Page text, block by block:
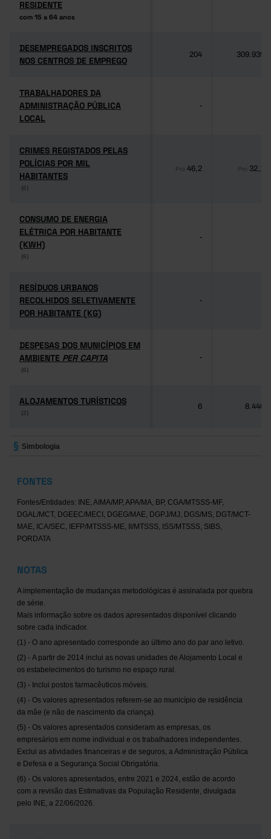
RESIDENTE
com 15 a 64 anos
RESIDENTE
com 15 a 64 anos
DESEMPREGADOS INSCRITOS
NOS CENTROS DE EMPREGO
DESEMPREGADOS INSCRITOS
NOS CENTROS DE EMPREGO
204 309.939
TRABALHADORES DA
ADMINISTRAÇÃO PÚBLICA
LOCAL
TRABALHADORES DA
ADMINISTRAÇÃO PÚBLICA
LOCAL
-
CRIMES REGISTADOS PELAS
POLÍCIAS POR MIL
HABITANTES
(6)
CRIMES REGISTADOS PELAS
POLÍCIAS POR MIL
HABITANTES
(6)
Pro 46,2 Pro 32,1
CONSUMO DE ENERGIA
ELÉTRICA POR HABITANTE
(KWH)
(6)
CONSUMO DE ENERGIA
ELÉTRICA POR HABITANTE
(KWH)
(6)
-
RESÍDUOS URBANOS
RECOLHIDOS SELETIVAMENTE
POR HABITANTE (KG)
RESÍDUOS URBANOS
RECOLHIDOS SELETIVAMENTE
POR HABITANTE (KG)
-
DESPESAS DOS MUNICÍPIOS EM
AMBIENTE PER CAPITA
(6)
DESPESAS DOS MUNICÍPIOS EM
AMBIENTE PER CAPITA
(6)
-
ALOJAMENTOS TURÍSTICOS
(2)
ALOJAMENTOS TURÍSTICOS
(2)
6 8.446
Simbologia
FONTES
Fontes/Entidades: INE, AIMA/MP, APA/MA, BP, CGA/MTSSS-MF,
DGAL/MCT, DGEEC/MECI, DGEG/MAE, DGPJ/MJ, DGS/MS, DGT/MCT-
MAE, ICA/SEC, IEFP/MTSSS-ME, II/MTSSS, ISS/MTSSS, SIBS,
PORDATA
NOTAS
A implementação de mudanças metodológicas é assinalada por quebra
de série.
Mais informação sobre os dados apresentados disponível clicando
sobre cada indicador.
(1) - O ano apresentado corresponde ao último ano do par ano letivo.
(2) - A partir de 2014 inclui as novas unidades de Alojamento Local e
os estabelecimentos do turismo no espaço rural.
(3) - Inclui postos farmacêuticos móveis.
(4) - Os valores apresentados referem-se ao município de residência
da mãe (e não de nascimento da criança).
(5) - Os valores apresentados consideram as empresas, os
empresários em nome individual e os trabalhadores independentes.
Exclui as atividades financeiras e de seguros, a Administração Pública
e Defesa e a Segurança Social Obrigatória.
(6) - Os valores apresentados, entre 2021 e 2024, estão de acordo
com a revisão das Estimativas da População Residente, divulgada
pelo INE, a 22/06/2026.